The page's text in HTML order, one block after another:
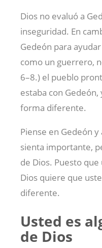
Dios no evaluó a
inseguridad. En
Gedeón para
como un guerrero,
6–8.) el pueblo
estaba con
forma diferente.
Piense en Gedeón
sienta importante,
de Dios. Puesto
Dios quiere que
diferente.
Usted es
de Dios